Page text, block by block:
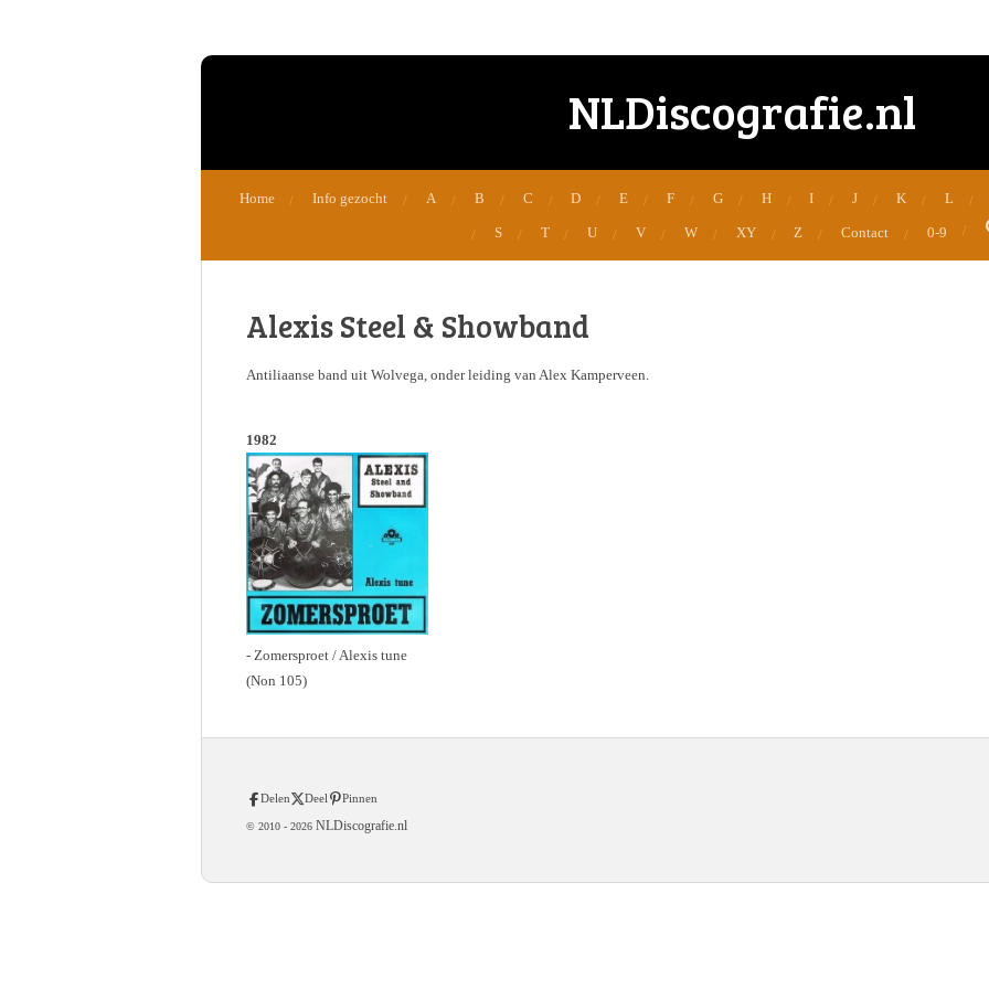
NLDiscografie.nl
Home Info gezocht A B C D E F G H I J K L
S T U V W XY Z Contact 0-9
Alexis Steel & Showband
Antiliaanse band uit Wolvega, onder leiding van Alex Kamperveen.
1982
- Zomersproet / Alexis tune
(Non 105)
Delen Deel Pinnen
© 2010 - 2026 NLDiscografie.nl